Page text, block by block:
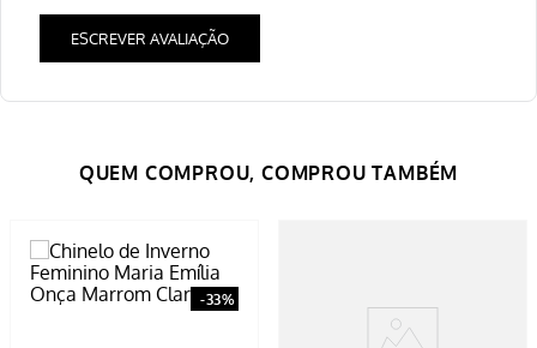
ESCREVER AVALIAÇÃO
-33%